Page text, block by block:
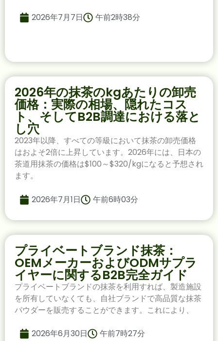
2026年7月7日 午前2時38分
2026年の抹茶のkgあたりの卸売
価格：実際の相場、隠れたコス
ト、そしてB2B調達における落と
し穴
2023年以降、すべての等級において抹茶の卸売価格
はおよそ2倍に上昇しています。2026年には、日本の
茶道用抹茶の価格は$100～$320/kgになると予想され
ます。
2026年7月1日 午前6時03分
プライベートブランド抹茶：
OEMメーカーおよびODMサプラ
イヤーに関するB2B完全ガイド
プライベートブランドの抹茶を利用すれば、製造施設
を所有していなくても、自社ブランドで高品質な抹茶
パウダーを販売することができます。これにより、
2026年6月30日 午前7時27分